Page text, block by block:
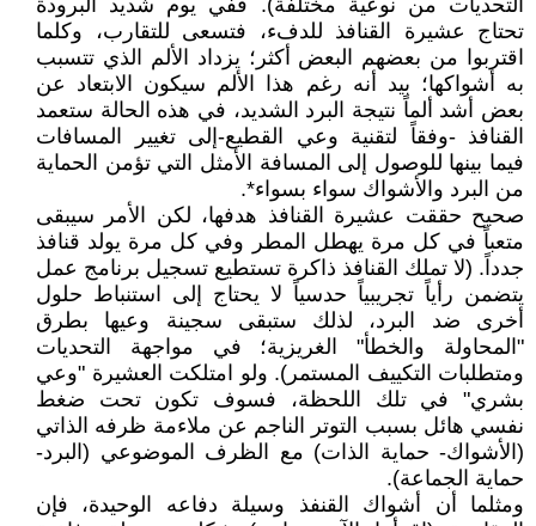
التحديات من نوعية مختلفة). ففي يوم شديد البرودة
تحتاج عشيرة القنافذ للدفء، فتسعى للتقارب، وكلما
اقتربوا من بعضهم البعض أكثر؛ يزداد الألم الذي تتسبب
به أشواكها؛ بيد أنه رغم هذا الألم سيكون الابتعاد عن
بعض أشد ألماً نتيجة البرد الشديد، في هذه الحالة ستعمد
القنافذ -وفقاً لتقنية وعي القطيع-إلى تغيير المسافات
فيما بينها للوصول إلى المسافة الأمثل التي تؤمن الحماية
من البرد والأشواك سواء بسواء*.
صحيح حققت عشيرة القنافذ هدفها، لكن الأمر سيبقى
متعباً في كل مرة يهطل المطر وفي كل مرة يولد قنافذ
جدداً. (لا تملك القنافذ ذاكرة تستطيع تسجيل برنامج عمل
يتضمن رأياً تجريبياً حدسياً لا يحتاج إلى استنباط حلول
أخرى ضد البرد، لذلك ستبقى سجينة وعيها بطرق
"المحاولة والخطأ" الغريزية؛ في مواجهة التحديات
ومتطلبات التكييف المستمر). ولو امتلكت العشيرة "وعي
بشري" في تلك اللحظة، فسوف تكون تحت ضغط
نفسي هائل بسبب التوتر الناجم عن ملاءمة ظرفه الذاتي
(الأشواك- حماية الذات) مع الظرف الموضوعي (البرد-
حماية الجماعة).
ومثلما أن أشواك القنفذ وسيلة دفاعه الوحيدة، فإن